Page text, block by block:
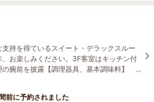
支持を得ているスイート・デラックスルー
、お楽しみください。3F客室はキッチン付
腕前を披露【調理器具、基本調味料】
出】セレクトブック【無料貸出】
前に予約されました